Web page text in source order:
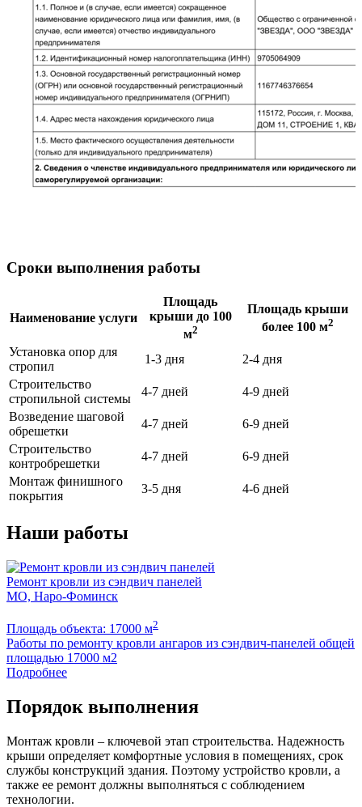
Сроки выполнения работы
Наименование услуги
Площадь
крыши до 100
м2
Площадь крыши
более 100 м2
Установка опор для
стропил
1-3 дня
2-4 дня
Строительство
стропильной системы
4-7 дней
4-9 дней
Возведение шаговой
обрешетки
4-7 дней
6-9 дней
Строительство
контробрешетки
4-7 дней
6-9 дней
Монтаж финишного
покрытия
3-5 дня 4-6 дней
Наши работы
Ремонт кровли из сэндвич панелей
МО, Наро-Фоминск
Площадь объекта: 17000 м2
Работы по ремонту кровли ангаров из сэндвич-панелей общей
площадью 17000 м2
Подробнее
Порядок выполнения
Монтаж кровли – ключевой этап строительства. Надежность
крыши определяет комфортные условия в помещениях, срок
службы конструкций здания. Поэтому устройство кровли, а
также ее ремонт должны выполняться с соблюдением
технологии.